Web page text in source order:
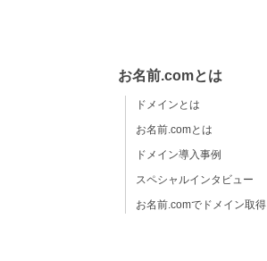
お名前.comとは
ドメインとは
お名前.comとは
ドメイン導入事例
スペシャルインタビュー
お名前.comでドメイン取得